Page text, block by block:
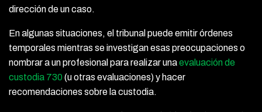
dirección de un caso.
En algunas situaciones, el tribunal puede emitir órdenes
temporales mientras se investigan esas preocupaciones o
nombrar a un profesional para realizar unaevaluación de
custodia 730 (u otras evaluaciones) y hacer
recomendaciones sobre la custodia.